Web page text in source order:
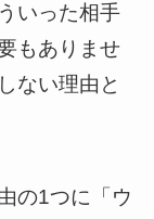
いった相手
もありませ
ない理由と
の1つに「ウ